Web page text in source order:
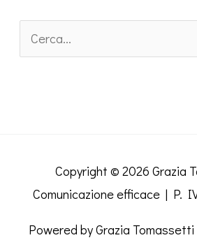
e
Copyright © 2026 Grazia
Comunicazione efficace| P.
Powered byGrazia